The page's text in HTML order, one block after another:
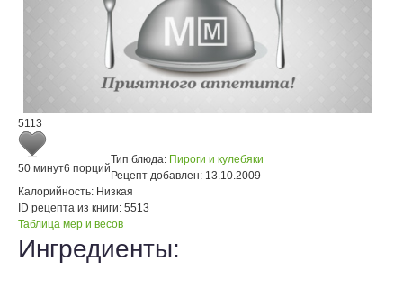
5113
50 минут6 порций
Тип блюда: Пироги и кулебяки
Рецепт добавлен: 13.10.2009
Калорийность: Низкая
ID рецепта из книги: 5513
Таблица мер и весов
Ингредиенты: